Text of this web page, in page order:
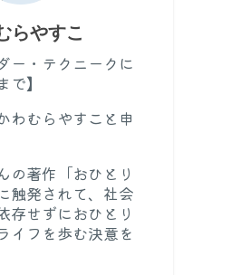
らやすこ
ー・テクニークに
】
わむらやすこと申
の著作「おひとり
触発されて、社会
存せずにおひとり
イフを歩む決意を